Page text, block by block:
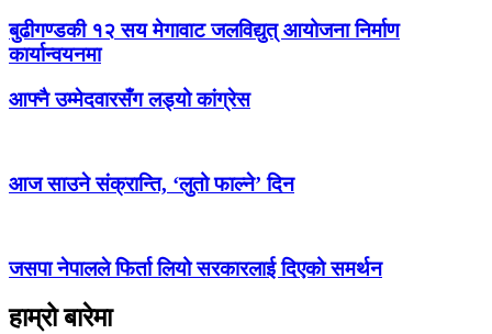
बुढीगण्डकी १२ सय मेगावाट जलविद्युत् आयोजना निर्माण
कार्यान्वयनमा
आफ्नै उम्मेदवारसँग लड्यो कांग्रेस
आज साउने संक्रान्ति, ‘लुतो फाल्ने’ दिन
जसपा नेपालले फिर्ता लियो सरकारलाई दिएको समर्थन
हाम्रो बारेमा